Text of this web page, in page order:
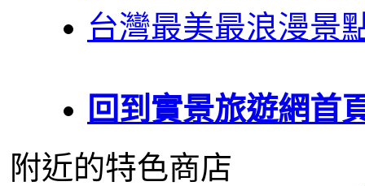
台灣最美最浪漫景
回到實景旅遊網首
附近的特色商店